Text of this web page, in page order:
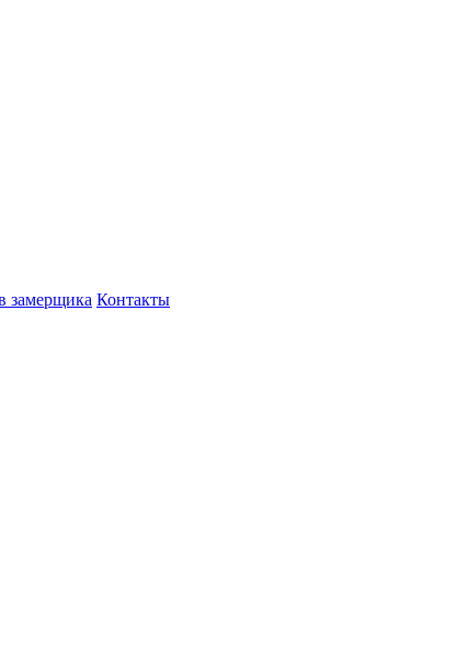
замерщика Контакты